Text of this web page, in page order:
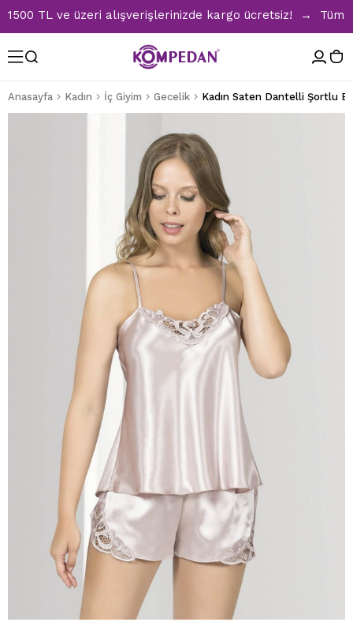
ve üzeri alışverişlerinizde kargo ücretsiz! → Tüm
Anasayfa Kadın İç Giyim Gecelik Kadın Saten Dantelli Şortlu